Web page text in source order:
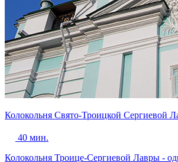
Колокольня Свято-Троицкой Сергиевой
40 мин.
Колокольня Троице-Сергиевой Лавры -